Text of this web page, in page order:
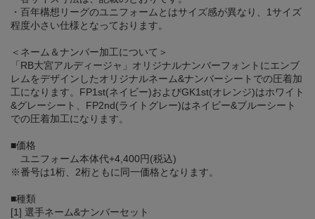
・百年構想リーグのユニフォームとはサイズ感が異なり、1サイズ
程度小さい仕様となっております。
＜ネーム＆ナンバー加工について＞
「RB大宮アルディージャ」オリジナルナンバーフォントにエンブ
レムをデザインしたオリジナルネーム&ナンバーシートでの圧着加
工になります。FP1st(ネイビー)およびGK1st(オレンジ)はホワイト
&グレーシート、FP2nd(ライトグレー)はネイビー&ブルーシート
での圧着加工になります。
■価格
ユニフォーム本体代+4,400円(税込)
※番号は1桁、2桁ともに同一価格となります。
■種類
[1] 選手ネーム&ナンバーセット